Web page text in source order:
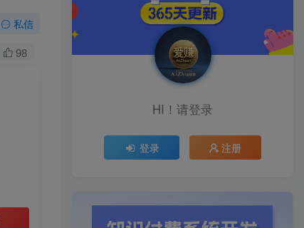
私信
98
HI！请登录
登录 注册